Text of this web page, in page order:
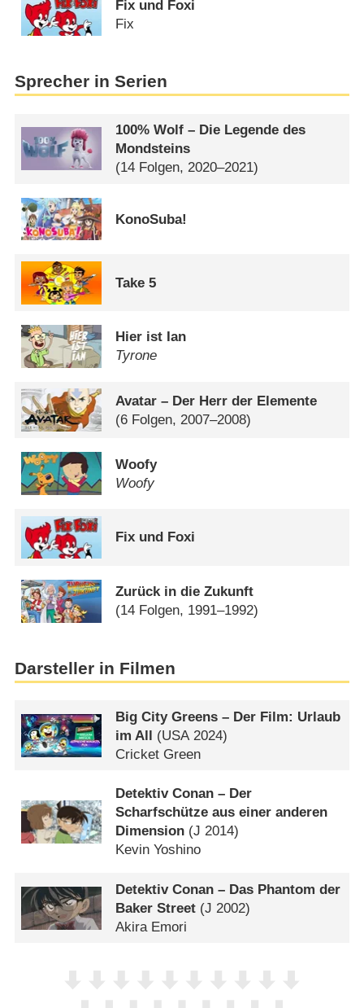
Fix und Foxi
Fix
Sprecher in Serien
100% Wolf – Die Legende des
Mondsteins
(14 Folgen, 2020–2021)
KonoSuba!
Take 5
Hier ist Ian
Tyrone
Avatar – Der Herr der Elemente
(6 Folgen, 2007–2008)
Woofy
Woofy
Fix und Foxi
Zurück in die Zukunft
(14 Folgen, 1991–1992)
Darsteller in Filmen
Big City Greens – Der Film: Urlaub
im All (USA 2024)
Cricket Green
Detektiv Conan – Der
Scharfschütze aus einer anderen
Dimension (J 2014)
Kevin Yoshino
Detektiv Conan – Das Phantom der
Baker Street (J 2002)
Akira Emori